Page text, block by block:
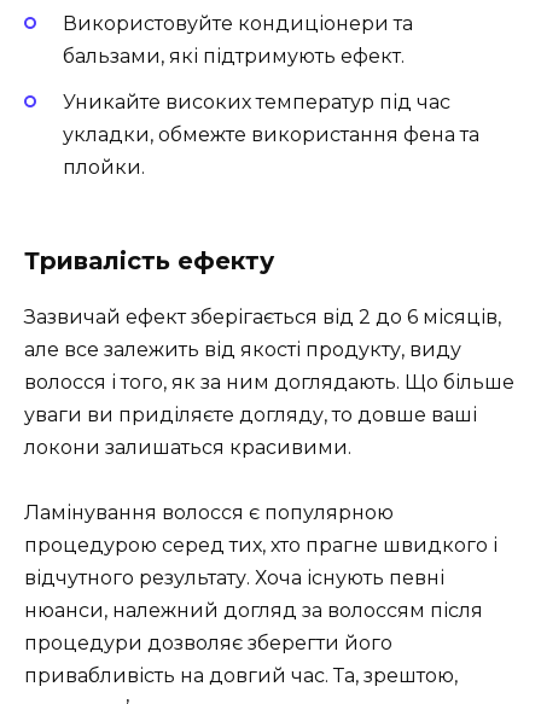
Використовуйте кондиціонери та
бальзами, які підтримують ефект.
Уникайте високих температур під час
укладки, обмежте використання фена та
плойки.
Тривалість ефекту
Зазвичай ефект зберігається від 2 до 6 місяців,
але все залежить від якості продукту, виду
волосся і того, як за ним доглядають. Що більше
уваги ви приділяєте догляду, то довше ваші
локони залишаться красивими.
Ламінування волосся є популярною
процедурою серед тих, хто прагне швидкого і
відчутного результату. Хоча існують певні
нюанси, належний догляд за волоссям після
процедури дозволяє зберегти його
привабливість на довгий час. Та, зрештою,